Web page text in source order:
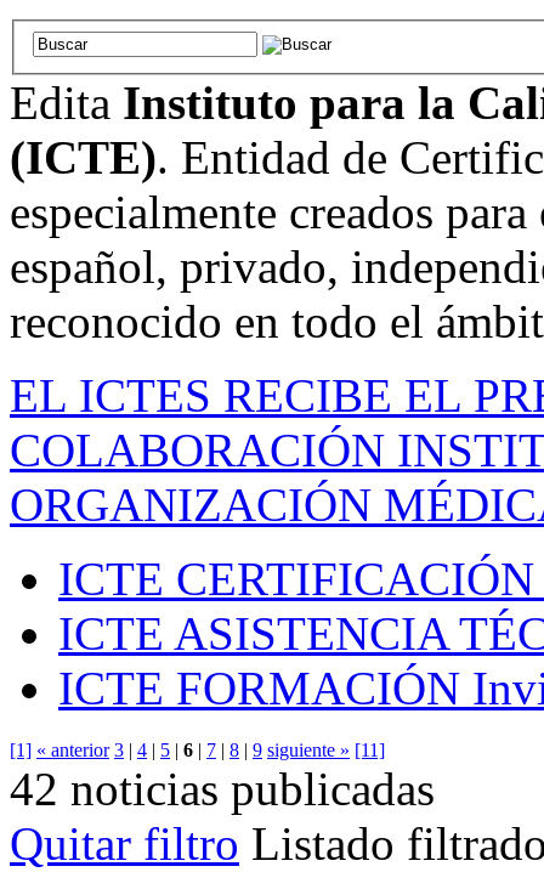
Edita Instituto para la
(ICTE). Entidad de
especialmente creados
español, privado,
reconocido en todo el
EL ICTES RECIBE EL
COLABORACIÓN
ORGANIZACIÓN
ICTE CERTIFICACIÓN
ICTE ASISTENCIA
ICTE FORMACIÓN
[1] « anterior 3 | 4 | 5 | 6 | 7 | 8 | 9 siguiente » [11]
42 noticias publicadas
Quitar filtro Listado